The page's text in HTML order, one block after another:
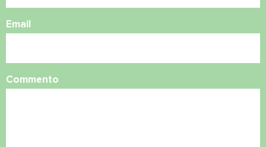
Email
Commento